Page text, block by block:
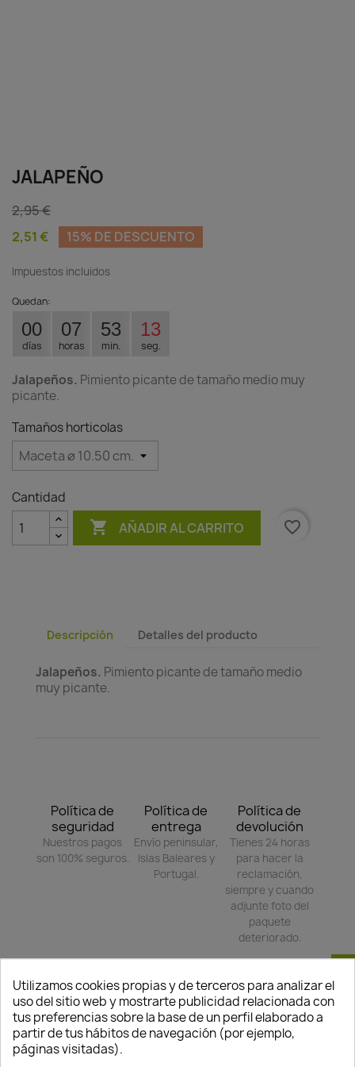
JALAPEÑO
2,95 €
2,51 €
15% DE DESCUENTO
Impuestos incluidos
Quedan:
00
días
07
horas
53
min.
13
seg.
Jalapeños. Pimiento picante de tamaño medio muy
picante.
Tamaños horticolas
Cantidad
 AÑADIR AL CARRITO favorite_border
Descripción Detalles del producto
Jalapeños. Pimiento picante de tamaño medio
muy picante.
Política de
seguridad
Nuestros pagos
son 100% seguros.
Política de
entrega
Envío peninsular,
Islas Baleares y
Portugal.
Política de
devolución
Tienes 24 horas
para hacer la
reclamación,
siempre y cuando
adjunte foto del
paquete
deteriorado.
Compartir
Utilizamos cookies propias y de terceros para analizar el
uso del sitio web y mostrarte publicidad relacionada con
tus preferencias sobre la base de un perfil elaborado a
partir de tus hábitos de navegación (por ejemplo,
páginas visitadas).